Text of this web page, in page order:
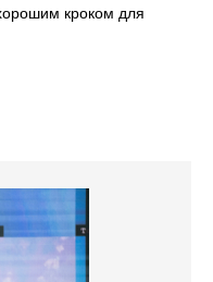
хорошим кроком для